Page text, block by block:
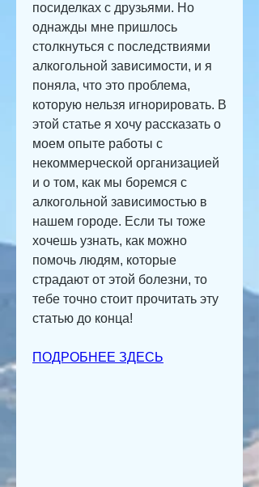
посиделках с друзьями. Но
однажды мне пришлось
столкнуться с последствиями
алкогольной зависимости, и я
поняла, что это проблема,
которую нельзя игнорировать. В
этой статье я хочу рассказать о
моем опыте работы с
некоммерческой организацией
и о том, как мы боремся с
алкогольной зависимостью в
нашем городе. Если ты тоже
хочешь узнать, как можно
помочь людям, которые
страдают от этой болезни, то
тебе точно стоит прочитать эту
статью до конца!
ПОДРОБНЕЕ ЗДЕСЬ